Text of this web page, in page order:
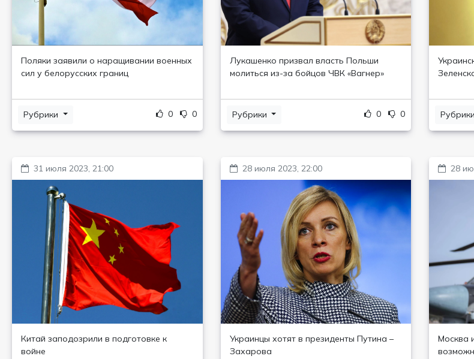
Поляки заявили о наращивании военных
сил у белорусских границ
Рубрики 0 0
Лукашенко призвал власть Польши
молиться из-за бойцов ЧВК «Вагнер»
Рубрики 0 0 Рубрики
31 июля 2023, 21:00
Китай заподозрили в подготовке к
войне
28 июля 2023, 22:00
Украинцы хотят в президенты Путина –
Захарова
28
Москва